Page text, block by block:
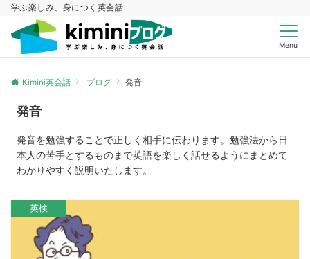
学ぶ楽しみ、身につく英会話
Menu
Kimini英会話 ブログ 発音
発音
発音を勉強することで正しく相手に伝わります。勉強法から日
本人の苦手とするものまで英語を楽しく話せるようにまとめて
わかりやすく説明いたします。
英検